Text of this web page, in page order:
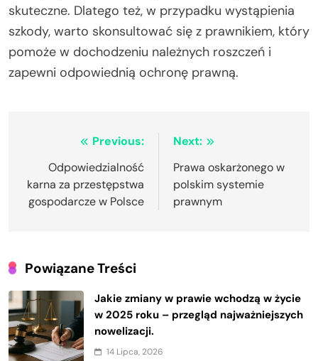
skuteczne. Dlatego też, w przypadku wystąpienia
szkody, warto skonsultować się z prawnikiem, który
pomoże w dochodzeniu należnych roszczeń i
zapewni odpowiednią ochronę prawną.
Nawigacja
wpisu
Previous:
Odpowiedzialność
karna za przestępstwa
gospodarcze w Polsce
Next:
Prawa oskarżonego w
polskim systemie
prawnym
Powiązane Treści
Jakie zmiany w prawie wchodzą w życie
w 2025 roku – przegląd najważniejszych
nowelizacji.
14 Lipca, 2026